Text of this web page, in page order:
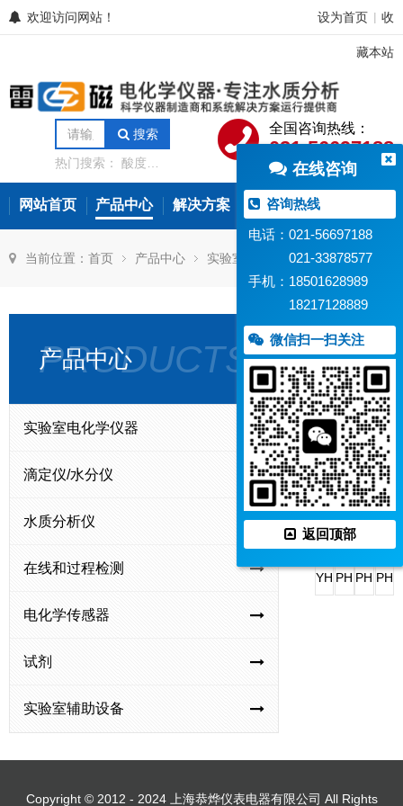
欢迎访问网站！ 设为首页 收
藏本站
搜索
热门搜索：酸度计
分析仪
微量水分分
析仪
氨氮测定仪
全国咨询热线：
021-56697188
网站首页 产品中心 解决方案 常见问题
当前位置： 首页 产品中心 实验室电化学仪器 PH计
产品中心
PRODUCTS
实验室电化学仪器
滴定仪/水分仪
水质分析仪
在线和过程检测
电化学传感器
试剂
实验室辅助设备
PH-
30Z
笔
式
pH
计
PH-
30P
笔
式
pH
计
PH-
30
笔
式
pH
计
型
实
验
室
pH
计
PHSJ-
4F
型
实
验
室
pH
计
PHSJ-
3F
型
实
验
室
pH
计
PHBJ-
261L
型
便
携
式
pH
计
3E
型
实
验
室
pH
计
PHS-
3C
型
实
验
PHS-
2F
型
实
验
PHS-
型
实
验
型
pH
计
YHBJ-PHBJ-PHB-
Copyright © 2012 - 2024 上海恭烨仪表电器有限公司 All Rights
在线咨询
咨询热线
电话：021-56697188
021-33878577
手机：18501628989
18217128889
微信扫一扫关注
返回顶部